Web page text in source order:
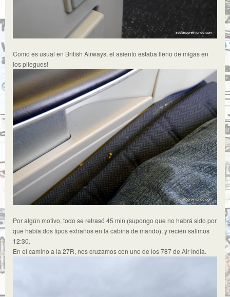
Como es usual en British Airways, el asiento estaba lleno de migas en
los pliegues!
Por algún motivo, todo se retrasó 45 min (supongo que no habrá sido por
que había dos tipos extraños en la cabina de mando), y recién salimos
12:30.
En el camino a la 27R, nos cruzamos con uno de los 787 de Air India.